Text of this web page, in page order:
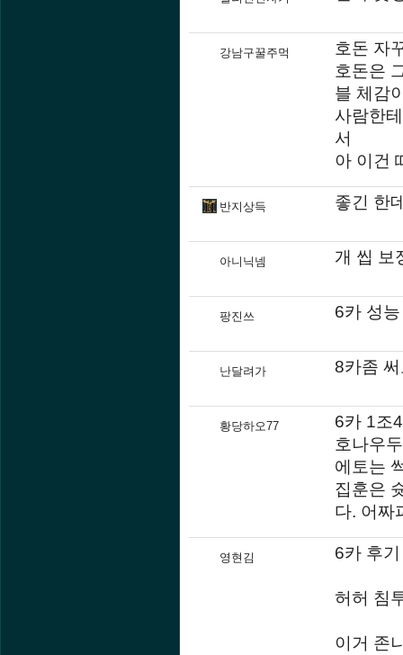
강남구꿀주먹
호돈 자
호돈은
블 체감
사람한
서
아 이건
반지상득 좋긴 한
아니닉넴 개 씹 보
팡진쓰 6카 성
난달려가 8카좀
황당하오77
6카 1조
호나우
에토는
집훈은
다. 어짜
영현김 6카 후기
허허 침
이거 존